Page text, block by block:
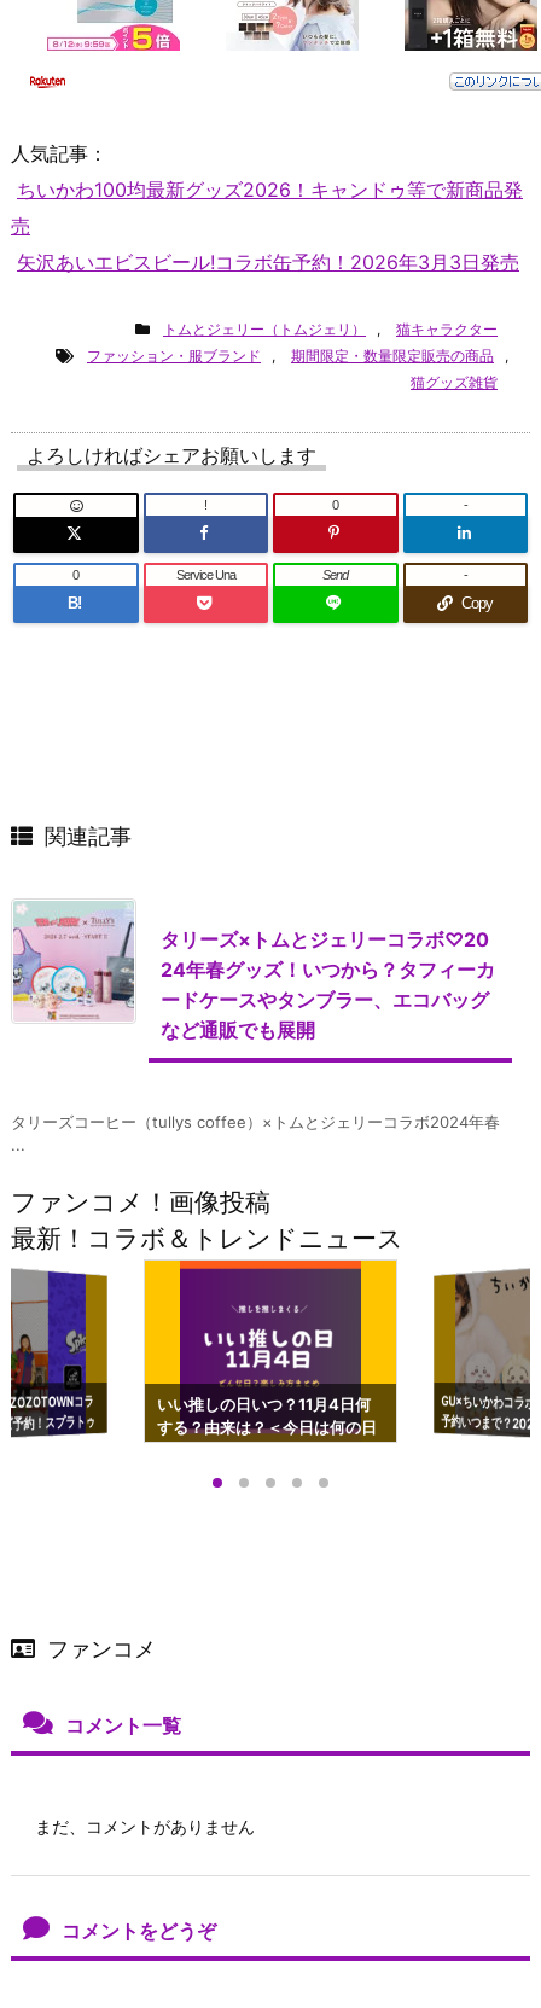
人気記事：
ちいかわ100均最新グッズ2026！キャンドゥ等で新商品発
売
矢沢あいエビスビール!コラボ缶予約！2026年3月3日発売
トムとジェリー（トムジェリ） ,
猫キャラクター
ファッション・服ブランド
, 期間限定・数量限定販売の商品
,
猫グッズ雑貨
よろしければシェアお願いします
! 0 -
B!
0 Service Una Send
Copy
-
関連記事
タリーズ×トムとジェリーコラボ♡20
24年春グッズ！いつから？タフィーカ
ードケースやタンブラー、エコバッグ
など通販でも展開
タリーズコーヒー（tullys coffee）×トムとジェリーコラボ2024年春
...
ファンコメ！画像投稿
最新！コラボ＆トレンドニュース
コラ
予約！スプラトゥ
ップも渋谷Hz
いい推しの日いつ？11月4日何
する？由来は？＜今日は何の日
GU×ちいかわコラ
予約いつまで？
ーチやショルダー
ファンコメ
コメント一覧
まだ、コメントがありません
コメントをどうぞ